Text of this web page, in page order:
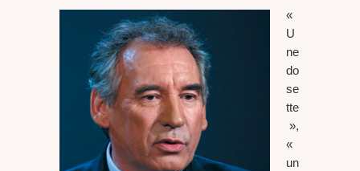
«
U
ne
do
se
tte
»,
«
un